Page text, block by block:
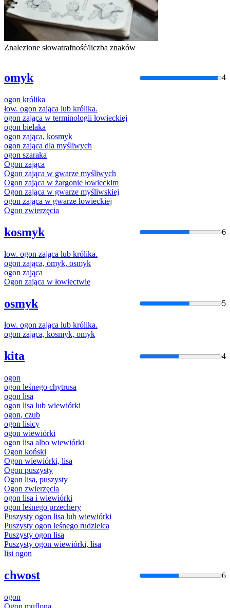
Znalezione słowatrafność/liczba znaków
omyk 4
ogon królika
łow. ogon zająca lub królika.
ogon zająca w terminologii łowieckiej
ogon bielaka
ogon zająca, kosmyk
ogon zająca dla myśliwych
ogon szaraka
Ogon zająca
Ogon zająca w gwarze myśliwych
Ogon zająca w żargonie łowieckim
Ogon zająca w gwarze myśliwskiej
ogon zająca w gwarze łowieckiej
Ogon zwierzęcia
kosmyk 6
łow. ogon zająca lub królika.
ogon zająca, omyk, osmyk
ogon zająca
Ogon zająca w łowiectwie
osmyk 5
łow. ogon zająca lub królika.
ogon zająca, kosmyk, omyk
kita 4
ogon
ogon leśnego chytrusa
ogon lisa
ogon lisa lub wiewiórki
ogon, czub
ogon lisicy
ogon wiewiórki
ogon lisa albo wiewiórki
Ogon koński
Ogon wiewiórki, lisa
Ogon puszysty
Ogon lisa, puszysty
Ogon zwierzęcia
ogon lisa i wiewiórki
ogon leśnego przechery
Puszysty ogon lisa lub wiewiórki
Puszysty ogon leśnego rudzielca
Puszysty ogon lisa
Puszysty ogon wiewiórki, lisa
lisi ogon
chwost 6
ogon
Ogon muflona